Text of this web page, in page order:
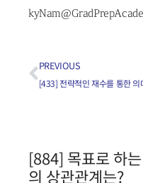
PREVIOUS
[884] 목표로 하
의 상관관계는?